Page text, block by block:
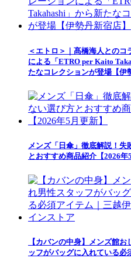
＜エトロ＞｜髙橋海人とのコ
による「ETRO per Kaito
たなコレクションが登場【伊
メンズ「日傘」徹底解説！失
とおすすめ商品紹介【2026年
【カバンの中身】メンズ館お
ッフがバッグに入れている必